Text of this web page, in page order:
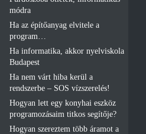
módra
Ha az építőanyag elvitele a
program…
Ha informatika, akkor nyelviskola
Budapest
Ha nem várt hiba kerül a
rendszerbe – SOS vízszerelés!
Hogyan lett egy konyhai eszköz
programozásaim titkos segítője?
Hogyan szereztem több áramot a